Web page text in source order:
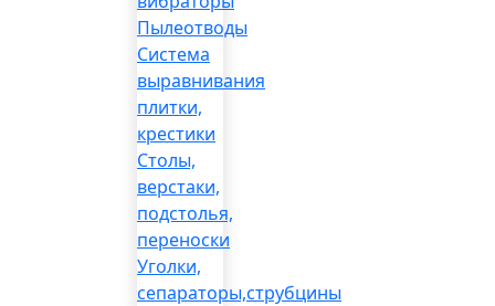
Пылеотводы
Система
выравнивания
плитки,
крестики
Столы,
верстаки,
подстолья,
переноски
Уголки,
сепараторы,струбцины